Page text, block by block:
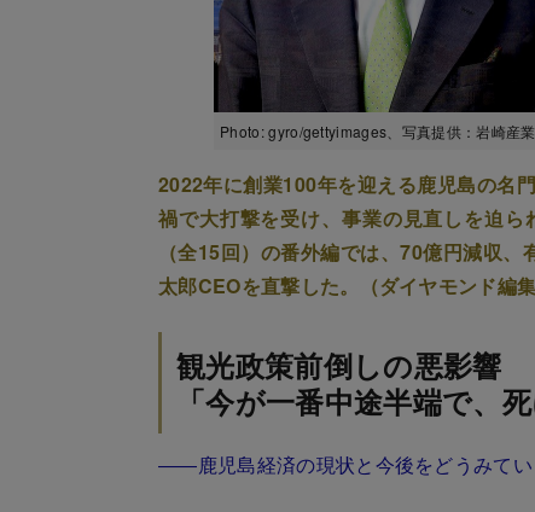
Photo: gyro/gettyimages、写真提供：岩崎産業
2022年に創業100年を迎える鹿児島の名
禍で大打撃を受け、事業の見直しを迫ら
（全15回）の番外編では、70億円減収
太郎CEOを直撃した。（ダイヤモンド編
観光政策前倒しの悪影響
「今が一番中途半端で、
――鹿児島経済の現状と今後をどうみてい